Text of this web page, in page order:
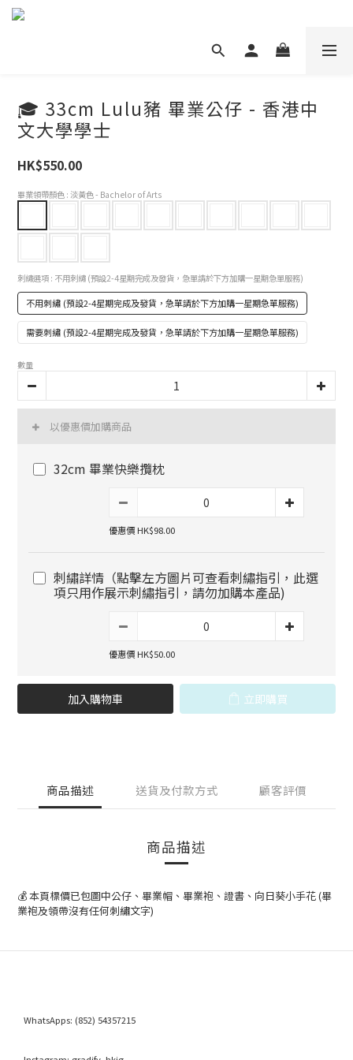
🎓 33cm Lulu豬 畢業公仔 - 香港中
文大學學士
HK$550.00
畢業領帶顏色 : 淡黃色 - Bachelor of Arts
刺繡選項 : 不用刺繡 (預設2-4星期完成及發貨，急單請於下方加購一星期急單服務)
不用刺繡 (預設2-4星期完成及發貨，急單請於下方加購一星期急單服務)
需要刺繡 (預設2-4星期完成及發貨，急單請於下方加購一星期急單服務)
數量
以優惠價加購商品
32cm 畢業快樂攬枕
優惠價 HK$98.00
刺繡詳情（點擊左方圖片可查看刺繡指引，此選
項只用作展示刺繡指引，請勿加購本產品)
優惠價 HK$50.00
加入購物車 立即購買
商品描述 送貨及付款方式 顧客評價
商品描述
💰 本頁標價已包圖中公仔、畢業帽、畢業袍、證書、向日葵小手花 (畢
業袍及領帶沒有任何刺繡文字)
WhatsApps: (852) 54357215